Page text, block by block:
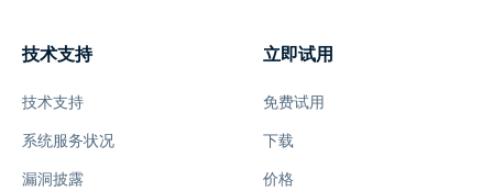
技术支持
技术支持
系统服务状况
漏洞披露
立即试用
免费试用
下载
价格